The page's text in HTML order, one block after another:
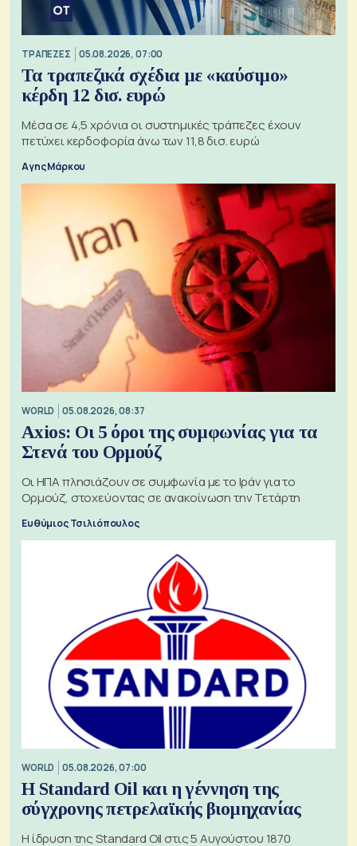
ΤΡΑΠΕΖΕΣ 05.08.2026, 07:00
Τα τραπεζικά σχέδια με «καύσιμο»
κέρδη 12 δισ. ευρώ
Μέσα σε 4,5 χρόνια οι συστημικές τράπεζες έχουν
πετύχει κερδοφορία άνω των 11,8 δισ. ευρώ
Αγης Μάρκου
WORLD 05.08.2026, 08:37
Axios: Οι 5 όροι της συμφωνίας για τα
Στενά του Ορμούζ
Οι ΗΠΑ πλησιάζουν σε συμφωνία με το Ιράν για το
Ορμούζ, στοχεύοντας σε ανακοίνωση την Τετάρτη
Ευθύμιος Τσιλιόπουλος
WORLD 05.08.2026, 07:00
Η Standard Oil και η γέννηση της
σύγχρονης πετρελαϊκής βιομηχανίας
Η ίδρυση της Standard Oil στις 5 Αυγούστου 1870